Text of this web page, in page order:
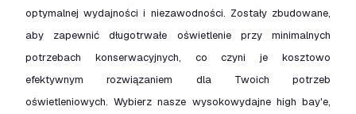
optymalnej wydajności i niezawodności. Zostały zbudowane,
aby zapewnić długotrwałe oświetlenie przy minimalnych
potrzebach konserwacyjnych, co czyni je kosztowo
efektywnym rozwiązaniem dla Twoich potrzeb
oświetleniowych. Wybierz nasze wysokowydajne high bay'e,